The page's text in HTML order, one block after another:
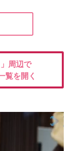
」周辺で
覧を開く